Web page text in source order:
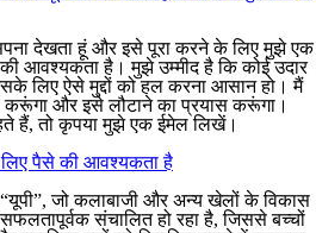
देखता हूं और इसे पूरा करने के लिए मुझे एक
आवश्यकता है। मुझे उम्मीद है कि कोई उदार
लिए ऐसे मुद्दों को हल करना आसान हो। मैं
करूंगा और इसे लौटाने का प्रयास करूंगा।
हैं, तो कृपया मुझे एक ईमेल लिखें।
पैसे की आवश्यकता है
जो कलाबाजी और अन्य खेलों के विकास
संचालित हो रहा है, जिससे बच्चों